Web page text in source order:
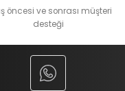
öncesi ve sonrası müşteri
desteği